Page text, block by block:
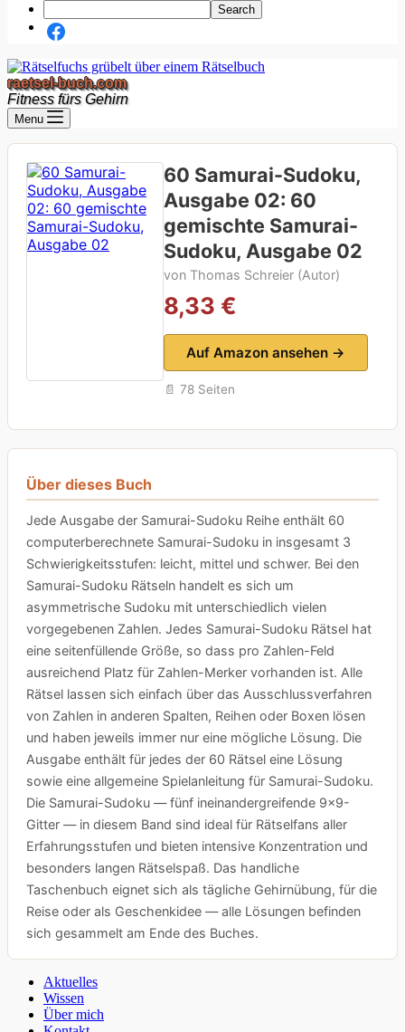
raetsel-buch.com
Fitness fürs Gehirn
Menu
60 Samurai-Sudoku,
Ausgabe 02: 60
gemischte Samurai-
Sudoku, Ausgabe 02
von Thomas Schreier (Autor)
8,33 €
Auf Amazon ansehen →
📄 78 Seiten
Über dieses Buch
Jede Ausgabe der Samurai-Sudoku Reihe enthält 60
computerberechnete Samurai-Sudoku in insgesamt 3
Schwierigkeitsstufen: leicht, mittel und schwer. Bei den
Samurai-Sudoku Rätseln handelt es sich um
asymmetrische Sudoku mit unterschiedlich vielen
vorgegebenen Zahlen. Jedes Samurai-Sudoku Rätsel hat
eine seitenfüllende Größe, so dass pro Zahlen-Feld
ausreichend Platz für Zahlen-Merker vorhanden ist. Alle
Rätsel lassen sich einfach über das Ausschlussverfahren
von Zahlen in anderen Spalten, Reihen oder Boxen lösen
und haben jeweils immer nur eine mögliche Lösung. Die
Ausgabe enthält für jedes der 60 Rätsel eine Lösung
sowie eine allgemeine Spielanleitung für Samurai-Sudoku.
Die Samurai-Sudoku — fünf ineinandergreifende 9×9-
Gitter — in diesem Band sind ideal für Rätselfans aller
Erfahrungsstufen und bieten intensive Konzentration und
besonders langen Rätselspaß. Das handliche
Taschenbuch eignet sich als tägliche Gehirnübung, für die
Reise oder als Geschenkidee — alle Lösungen befinden
sich gesammelt am Ende des Buches.
Aktuelles
Wissen
Über mich